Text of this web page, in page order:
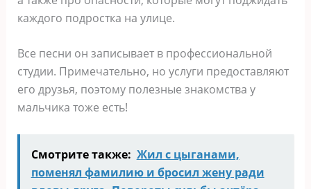
каждого подростка на улице.
Все песни он записывает в профессиональной
студии. Примечательно, но услуги предоставляют
его друзья, поэтому полезные знакомства у
мальчика тоже есть!
Смотрите также: Жил с цыганами,
поменял фамилию и бросил жену ради